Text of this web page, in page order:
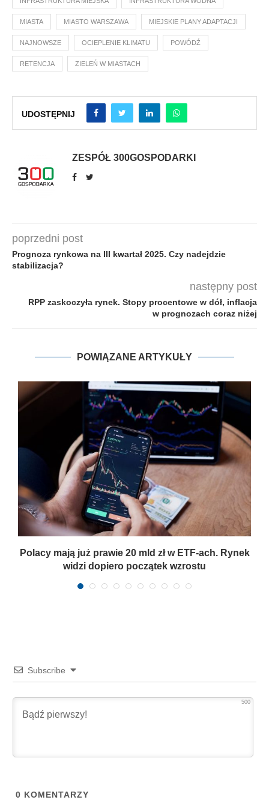
MIASTA MIASTO WARSZAWA MIEJSKIE PLANY ADAPTACJI
NAJNOWSZE OCIEPLENIE KLIMATU POWÓDŹ
RETENCJA ZIELEŃ W MIASTACH
UDOSTĘPNIJ
ZESPÓŁ 300GOSPODARKI
poprzedni post
Prognoza rynkowa na III kwartał 2025. Czy nadejdzie
stabilizacja?
następny post
RPP zaskoczyła rynek. Stopy procentowe w dół, inflacja
w prognozach coraz niżej
POWIĄZANE ARTYKUŁY
Polacy mają już prawie 20 mld zł w ETF-ach. Rynek
widzi dopiero początek wzrostu
Subscribe
500
0 KOMENTARZY